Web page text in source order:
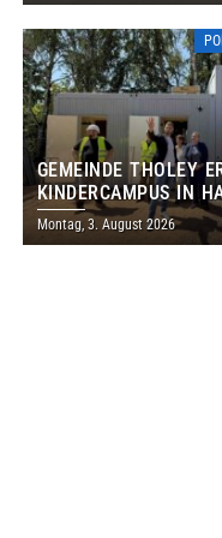
GEMEINDE THOLEY
KINDERCAMPUS IN
DAUTWEILER FÜR
MILLIONEN EURO
Montag, 3. August 2026